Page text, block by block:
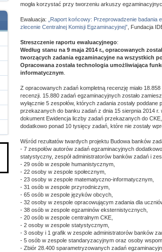
mogła korzystać przy tworzeniu arkuszy
Ewaluacja:
„Raport końcowy: Przeprowadzenie
zlecenie Centralnej Komisji Egzaminacyjnej” , Fundacja
Streszczenie raportu ewaluacyjnego:
Według stanu na 9 maja 2014 r., opracowanych
tworzących zadania egzaminacyjne na wszystkich
Opracowana została technologia umożliwiająca
informatycznym
Z opracowanych zadań kompletną recenzję miało
recenzji. 15.880 zadań egzaminacyjnych zostało
wyłącznie 5 zespołów, których zadania zostały
przekazanych do banku zadań z dnia 15 sierpnia 2014
dokument Ewidencja liczby zadań przekazanych do
dodatkowo ponad 10 tysięcy zadań, które nie zostały
Wśród rezultatów twardych projektu Budowa banków
- 7 zespołów autorów zadań egzaminacyjnych
statystyczny, zespół administratorów banków zadań i
- 29 osób w zespole humanistycznym,
- 22 osoby w zespole społecznym,
- 23 osoby w zespole matematyczno-informatycznym,
- 31 osób w zespole przyrodniczym,
- 65 osób w zespole języków obcych,
- 32 osoby w zespole opracowującym zadania dla
- 38 osób w zespole egzaminów eksternistycznych,
- 20 osób w zespole centralnym CKE,
- 2 osoby w zespole statystycznym,
- 3 osoby i 1 grafik w zespole administratorów banków
- 5 osób w zespole standaryzacyjnym oraz osoby
- Zbiór 28.400 sparametryzowanych zadań